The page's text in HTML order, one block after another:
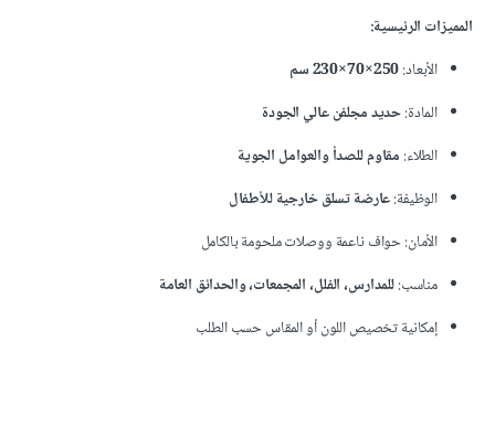
المميزات الرئيسية:
الأبعاد:250×70×230 سم
المادة:حديد مجلفن عالي الجودة
الطلاء: مقاوم للصدأ والعوامل الجوية
الوظيفة:عارضة تسلق خارجية للأطفال
الأمان: حواف ناعمة ووصلات ملحومة بالكامل
مناسب:للمدارس، الفلل، المجمعات، والحدائق العامة
إمكانية تخصيص اللون أو المقاس حسب الطلب